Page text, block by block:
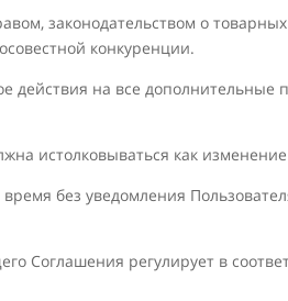
законодательством о
конкуренции.
действия на все дополнительные
истолковываться как
без уведомления
Соглашения регулирует в